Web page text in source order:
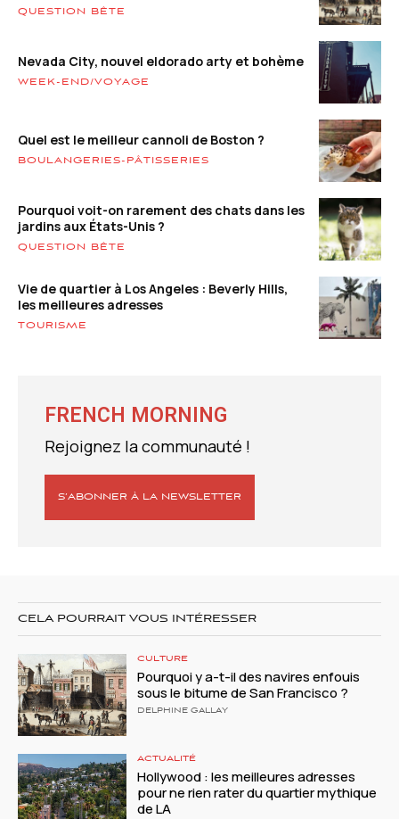
QUESTION BÊTE
Nevada City, nouvel eldorado arty et bohème
WEEK-END/VOYAGE
Quel est le meilleur cannoli de Boston ?
BOULANGERIES-PÂTISSERIES
Pourquoi voit-on rarement des chats dans les
jardins aux États-Unis ?
QUESTION BÊTE
Vie de quartier à Los Angeles : Beverly Hills,
les meilleures adresses
TOURISME
FRENCH MORNING
Rejoignez la communauté !
S’ABONNER À LA NEWSLETTER
CELA POURRAIT VOUS INTÉRESSER
CULTURE
Pourquoi y a-t-il des navires enfouis
sous le bitume de San Francisco ?
DELPHINE GALLAY
ACTUALITÉ
Hollywood : les meilleures adresses
pour ne rien rater du quartier mythique
de LA